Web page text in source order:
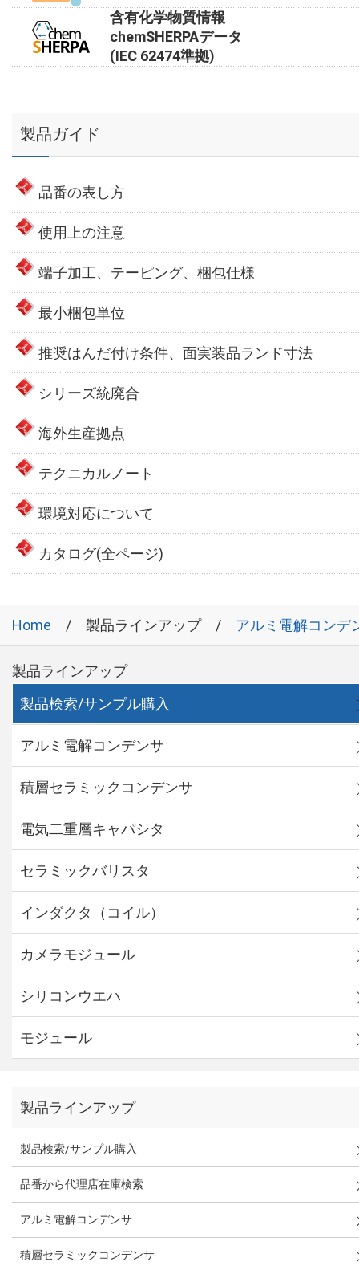
含有化学物質情報
chemSHERPAデータ
(IEC 62474準拠)
製品ガイド
品番の表し方
使用上の注意
端子加工、テーピング、梱包仕様
最小梱包単位
推奨はんだ付け条件、面実装品ランド寸法
シリーズ統廃合
海外生産拠点
テクニカルノート
環境対応について
カタログ(全ページ)
Home 製品ラインアップ アルミ電解コンデ
製品ラインアップ
製品検索/サンプル購入
アルミ電解コンデンサ
積層セラミックコンデンサ
電気二重層キャパシタ
セラミックバリスタ
インダクタ（コイル）
カメラモジュール
シリコンウエハ
モジュール
製品ラインアップ
製品検索/サンプル購入
品番から代理店在庫検索
アルミ電解コンデンサ
積層セラミックコンデンサ